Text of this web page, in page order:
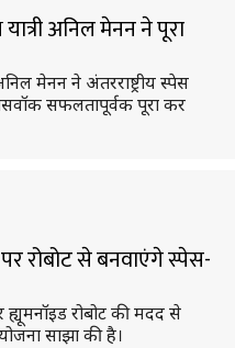
अनिल मेनन ने पूरा
मेनन ने अंतरराष्ट्रीय स्पेस
सफलतापूर्वक पूरा कर
रोबोट से बनवाएंगे स्पेस-
रोबोट की मदद से
साझा की है।